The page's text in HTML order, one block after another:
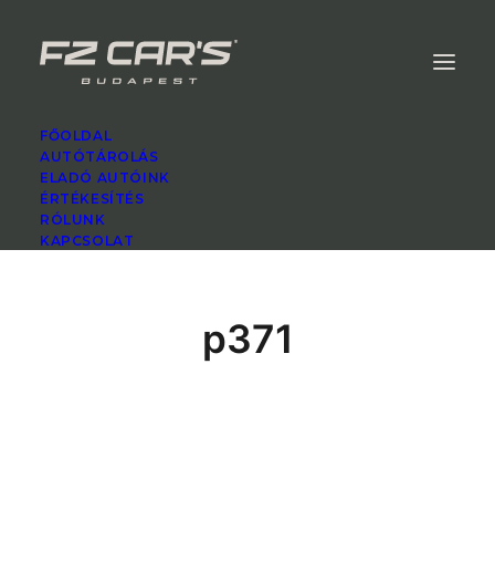
FŐOLDAL
AUTÓTÁROLÁS
ELADÓ AUTÓINK
ÉRTÉKESÍTÉS
RÓLUNK
KAPCSOLAT
p371